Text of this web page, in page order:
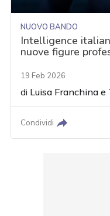
NUOVO BANDO
Intelligence
nuove figure
19 Feb 2026
di Luisa Franchina e
Condividi